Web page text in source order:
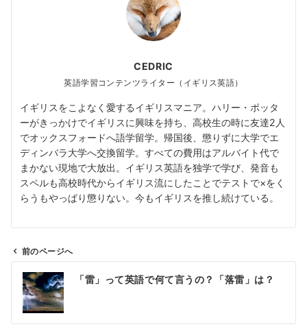
CEDRIC
英語学習コンテンツライター（イギリス英語）
イギリスをこよなく愛するイギリスマニア。ハリー・ポッタ
ーがきっかけでイギリスに興味を持ち、高校生の時に友達2人
でオックスフォードへ語学留学。帰国後、懲りずに大学でエ
ディンバラ大学へ交換留学。すべての費用はアルバイト代で
まかない現地で大放出。イギリス英語を独学で学び、発音も
スペルも高校時代からイギリス流にしたことでテストで×をく
らうもやっぱり懲りない。今もイギリスを推し続けている。
ビ
前のページへ
「雷」って英語で何て言うの？「落雷」は？